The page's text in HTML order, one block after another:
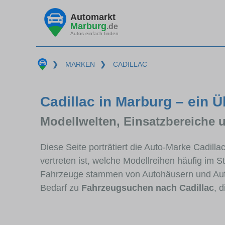
Automarkt
Marburg.de
Autos einfach finden
❯ MARKEN ❯ CADILLAC
Cadillac in Marburg – ein
Modellwelten, Einsatzbereiche
Diese Seite porträtiert die Auto-Marke
vertreten ist, welche Modellreihen häufig im
Fahrzeuge stammen von Autohäusern und
Bedarf zu Fahrzeugsuchen nach Cadillac,